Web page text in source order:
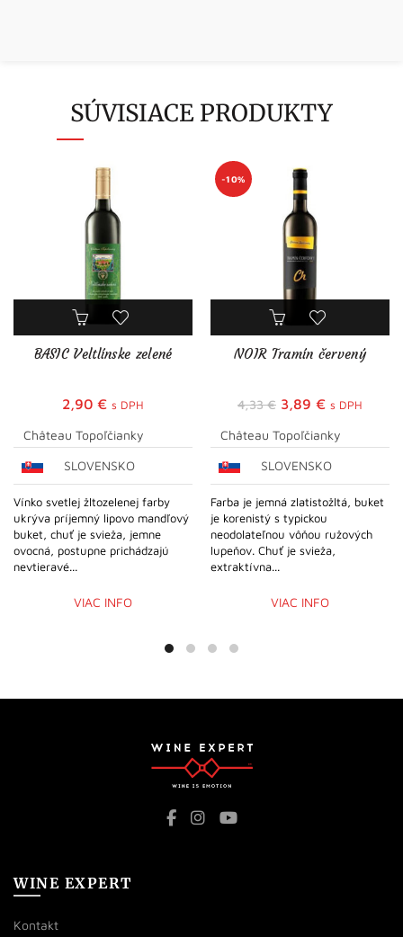
SÚVISIACE PRODUKTY
BASIC Veltlínske zelené
2,90 € s DPH
Château Topoľčianky
SLOVENSKO
Vínko svetlej žltozelenej farby
ukrýva príjemný lipovo mandľový
buket, chuť je svieža, jemne
ovocná, postupne prichádzajú
nevtieravé...
VIAC INFO
-10%
NOIR Tramín červený
4,33€ Pôvodná
bola:
4,33 €.
3,89 €Aktuálna
je:
3,89 €.
s DPH
Château Topoľčianky
SLOVENSKO
Farba je jemná zlatistožltá, buket
je korenistý s typickou
neodolateľnou vôňou ružových
lupeňov. Chuť je svieža,
extraktívna...
VIAC INFO
WINE EXPERT
Kontakt